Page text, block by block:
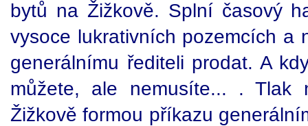
bytů na Žižkově. Splní časový
vysoce lukrativních pozemcích a
generálnímu řediteli prodat. A
můžete, ale nemusíte... .
Žižkově formou příkazu